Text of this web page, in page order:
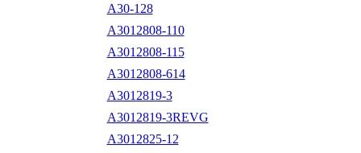
A30-128
A3012808-110
A3012808-115
A3012808-614
A3012819-3
A3012819-3REVG
A3012825-12